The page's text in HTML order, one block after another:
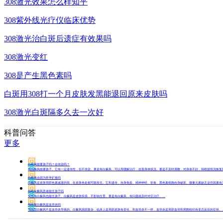
308激光效果怎么样知乎
308紫外线光疗仪临床优势
308激光治白斑后遗症有效果吗
308激光变红
308是产生黑色素吗
白斑用308打一个月皮肤发黑能退回原来皮肤吗
308激光白斑隔多久去一次好
科普问答
更多
问
白癜风能要孩子吗？会传染吗？
答
有白癜风能要孩子。它有一定遗传性，但不传染。要是有白癜风，可以用缓解治疗，改善身体状况。要是不及时调整，对身体不好，得根据情况恢复
问
白癜风会因为怀孕扩散吗
答
白癜风是皮肤局部色素减退的病，在皮肤各处都可能发生。它和遗传、自身免疫、精神神经、饮食、黑色素细胞自身破坏、微量元素缺乏这些因素
问
女性白癜风患者能生孩子吗
答
女性有白癜风也能生孩子。白癜风是皮肤疾病，不影响生育。要是有白癜风，有问题就及时对症治疗。...
问
节段型白癜风是血管炎吗
答
节段型白癜风不是血管炎导致的。白癜风病因复杂，临床上是局部皮肤有变化，和血管炎不一样，血管炎是局部血管和周围组织有变态反应的症状。